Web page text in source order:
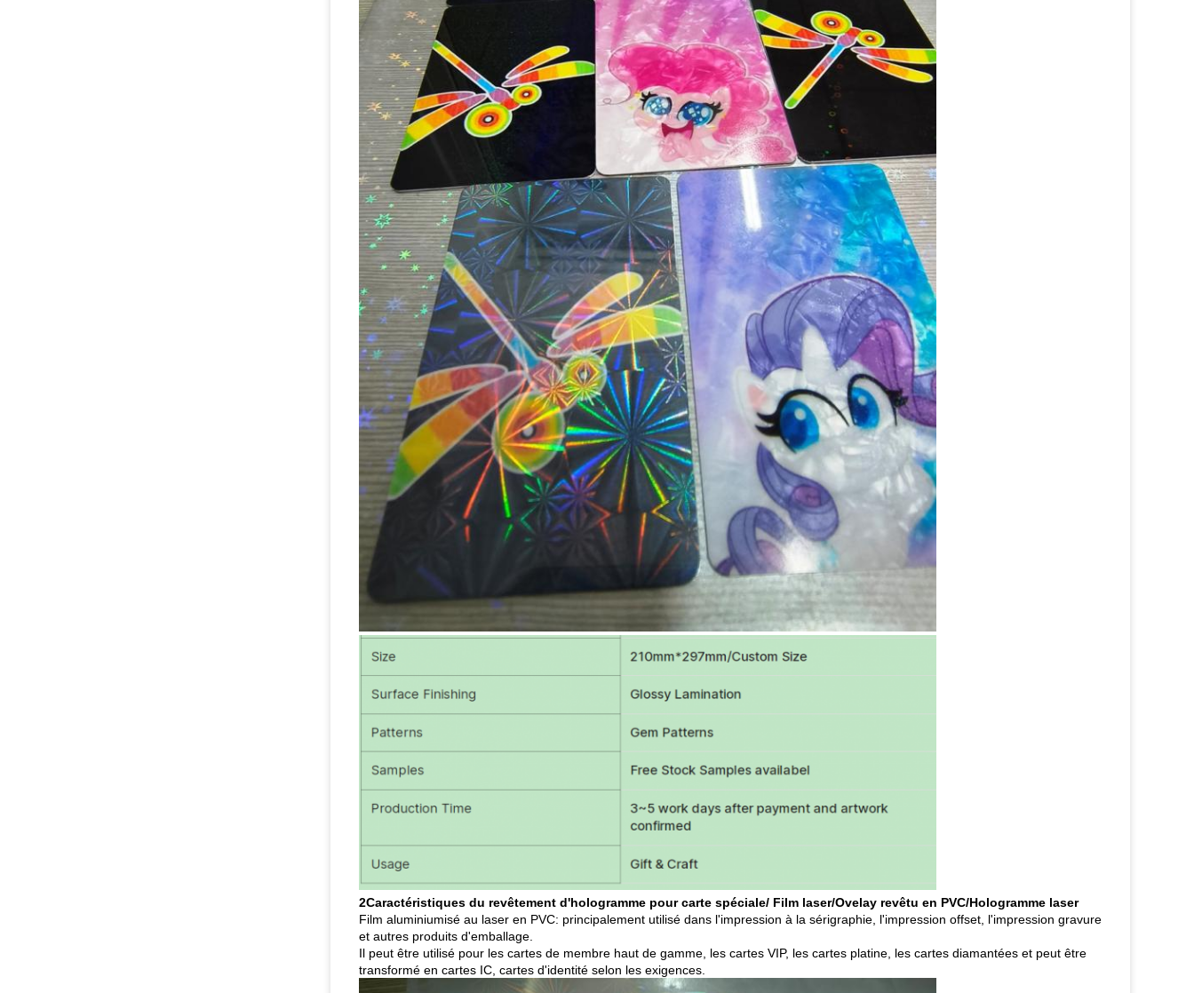
2Caractéristiques du revêtement d'hologramme pour carte spéciale/ Film laser/Ovelay revêtu en PVC/Hologramme laser
Film aluminiumisé au laser en PVC: principalement utilisé dans l'impression à la sérigraphie, l'impression offset, l'impression gravure
et autres produits d'emballage.
Il peut être utilisé pour les cartes de membre haut de gamme, les cartes VIP, les cartes platine, les cartes diamantées et peut être
transformé en cartes IC, cartes d'identité selon les exigences.